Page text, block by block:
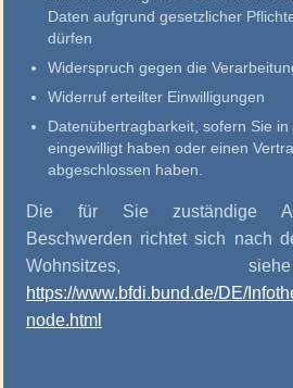
Daten aufgrund gesetzlicher
dürfen
Widerspruch gegen die
Widerruf erteilter Einwilligungen
Datenübertragbarkeit, sofern Sie
eingewilligt haben oder einen
abgeschlossen haben.
Die für Sie zuständige
Beschwerden richtet sich nach
Wohnsitzes,
https://www.bfdi.bund.de/DE/
node.html